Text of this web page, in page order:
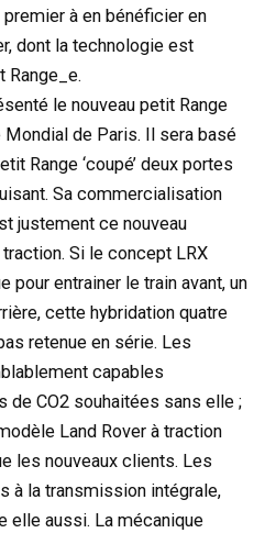
à en bénéficier en
dont la technologie est
Range_e.
le nouveau petit Range
Mondial de Paris. Il sera basé
Range ‘coupé’ deux portes
Sa commercialisation
justement ce nouveau
Si le concept LRX
pour entrainer le train avant, un
cette hybridation quatre
retenue en série. Les
capables
de CO2 souhaitées sans elle ;
Land Rover à traction
les nouveaux clients. Les
à la transmission intégrale,
elle aussi. La mécanique